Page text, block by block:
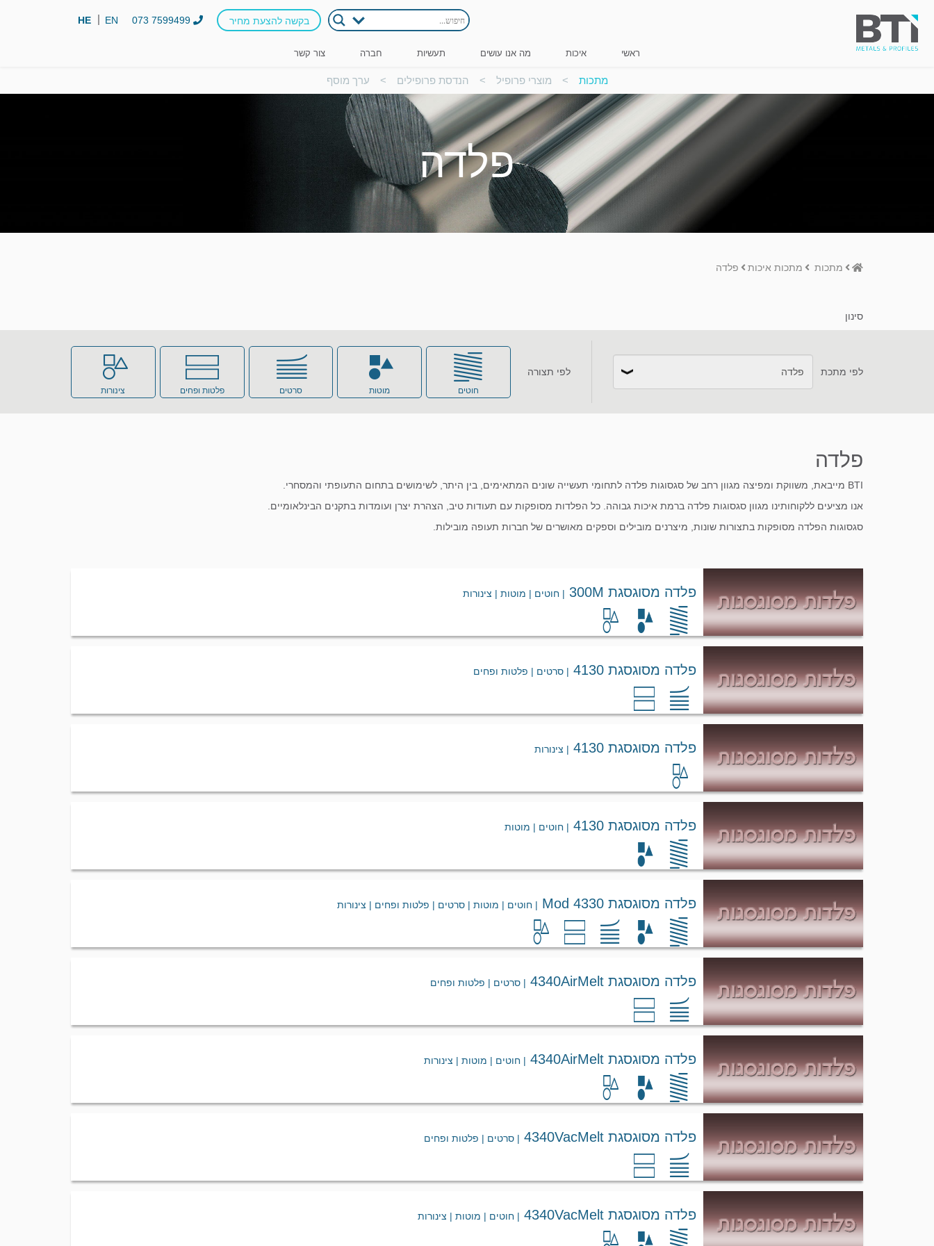
בקשה להצעת מחיר 073 7599499
EN
HE
צור קשר חברה תעשיות מה אנו עושים איכות ראשי
מתכות > מוצרי פרופיל > הנדסת פרופילים > ערך מוסף
פלדה
Homeמתכות מתכות איכות פלדה
סינון
לפי מתכת
פלדה פלדות אל-חלד פלדות כלים פלדות פחמן פליז
לפי תצורה
חוטים מוטות סרטים פלטות ופחים צינורות
פלדה
BTI מייבאת, משווקת ומפיצה מגוון רחב של סגסוגות פלדה לתחומי תעשייה שונים המתאימים, בין היתר, לשימושים בתחום התעופתי והמסחרי.
אנו מציעים ללקוחותינו מגוון סגסוגות פלדה ברמת איכות גבוהה. כל הפלדות מסופקות עם תעודות טיב, הצהרת יצרן ועומדות בתקנים הבינלאומיים.
סגסוגות הפלדה מסופקות בתצורות שונות, מיצרנים מובילים וספקים מאושרים של חברות תעופה מובילות.
פלדה מסוגסגת 300M | חוטים | מוטות | צינורות
פלדה מסוגסגת 4130 | סרטים | פלטות ופחים
פלדה מסוגסגת 4130 | צינורות
פלדה מסוגסגת 4130 | חוטים | מוטות
פלדה מסוגסגת 4330 Mod | חוטים | מוטות | סרטים | פלטות ופחים | צינורות
פלדה מסוגסגת 4340AirMelt | סרטים | פלטות ופחים
פלדה מסוגסגת 4340AirMelt | חוטים | מוטות | צינורות
פלדה מסוגסגת 4340VacMelt | סרטים | פלטות ופחים
פלדה מסוגסגת 4340VacMelt | חוטים | מוטות | צינורות